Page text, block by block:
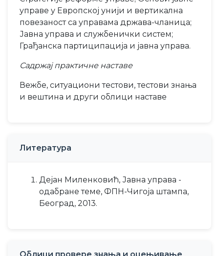
управе у Европској унији и вертикална
повезаност са управама држава-чланица;
Јавна управа и службенички систем;
Грађанска партиципација и јавна управа.
Садржај практичне наставе
Вежбе, ситуациони тестови, тестови знања
и вештина и други облици наставе
Литература
Дејан Миленковић, Јавна управа -
одабране теме, ФПН-Чигоја штампа,
Београд, 2013.